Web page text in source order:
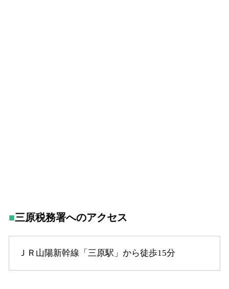
三原税務署へのアクセス
ＪＲ山陽新幹線「三原駅」から徒歩15分